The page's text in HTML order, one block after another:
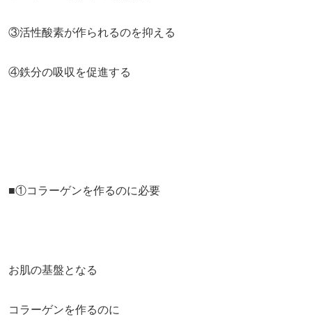
③活性酸素が作られるのを抑える
④鉄分の吸収を促進する
■①コラーゲンを作るのに必要
お肌の基盤となる
コラーゲンを作るのに